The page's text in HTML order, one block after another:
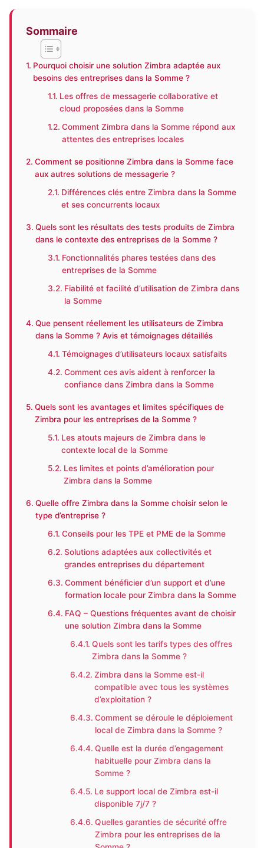
Sommaire
Pourquoi choisir une solution Zimbra adaptée aux
besoins des entreprises dans la Somme ?
Les offres de messagerie collaborative et
cloud proposées dans la Somme
Comment Zimbra dans la Somme répond aux
attentes des entreprises locales
Comment se positionne Zimbra dans la Somme face
aux autres solutions de messagerie ?
Différences clés entre Zimbra dans la Somme
et ses concurrents locaux
Quels sont les résultats des tests produits de Zimbra
dans le contexte des entreprises de la Somme ?
Fonctionnalités phares testées dans des
entreprises de la Somme
Fiabilité et facilité d’utilisation de Zimbra dans
la Somme
Que pensent réellement les utilisateurs de Zimbra
dans la Somme ? Avis et témoignages détaillés
Témoignages d’utilisateurs locaux satisfaits
Comment ces avis aident à renforcer la
confiance dans Zimbra dans la Somme
Quels sont les avantages et limites spécifiques de
Zimbra pour les entreprises de la Somme ?
Les atouts majeurs de Zimbra dans le
contexte local de la Somme
Les limites et points d’amélioration pour
Zimbra dans la Somme
Quelle offre Zimbra dans la Somme choisir selon le
type d’entreprise ?
Conseils pour les TPE et PME de la Somme
Solutions adaptées aux collectivités et
grandes entreprises du département
Comment bénéficier d’un support et d’une
formation locale pour Zimbra dans la Somme
FAQ – Questions fréquentes avant de choisir
une solution Zimbra dans la Somme
Quels sont les tarifs types des offres
Zimbra dans la Somme ?
Zimbra dans la Somme est-il
compatible avec tous les systèmes
d’exploitation ?
Comment se déroule le déploiement
local de Zimbra dans la Somme ?
Quelle est la durée d’engagement
habituelle pour Zimbra dans la
Somme ?
Le support local de Zimbra est-il
disponible 7j/7 ?
Quelles garanties de sécurité offre
Zimbra pour les entreprises de la